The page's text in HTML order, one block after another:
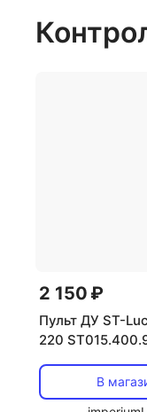
2 150 ₽
Пульт ДУ ST-
220
В